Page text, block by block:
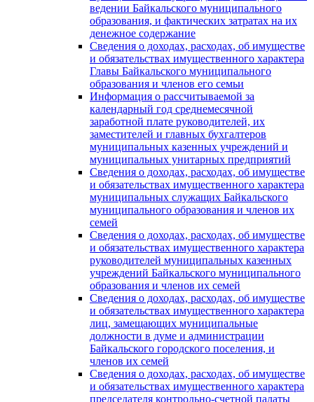
ведении Байкальского муниципального
образования, и фактических затратах на их
денежное содержание
Сведения о доходах, расходах, об имуществе
и обязательствах имущественного характера
Главы Байкальского муниципального
образования и членов его семьи
Информация о рассчитываемой за
календарный год среднемесячной
заработной плате руководителей, их
заместителей и главных бухгалтеров
муниципальных казенных учреждений и
муниципальных унитарных предприятий
Сведения о доходах, расходах, об имуществе
и обязательствах имущественного характера
муниципальных служащих Байкальского
муниципального образования и членов их
семей
Сведения о доходах, расходах, об имуществе
и обязательствах имущественного характера
руководителей муниципальных казенных
учреждений Байкальского муниципального
образования и членов их семей
Сведения о доходах, расходах, об имуществе
и обязательствах имущественного характера
лиц, замещающих муниципальные
должности в думе и администрации
Байкальского городского поселения, и
членов их семей
Сведения о доходах, расходах, об имуществе
и обязательствах имущественного характера
председателя контрольно-счетной палаты